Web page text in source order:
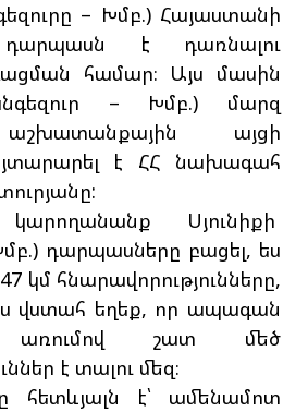
– Խմբ.) Հայաստանի
է դառնալու
համար։ Այս մասին
– Խմբ.) մարզ
այցի
է ՀՀ նախագահ
Սյունիքի
դարպասները բացել, ես
կմ հնարավորությունները,
վստահ եղեք, որ ապագան
առումով շատ մեծ
է տալու մեզ։
է՝ ամենամոտ